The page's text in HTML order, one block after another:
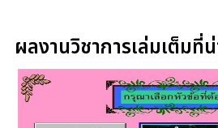
ผลงานวิชาการเล่มเต็มที่